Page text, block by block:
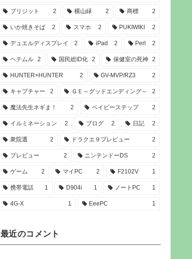
ブリジット 2 横山緑 2 商標 2
いか焼きそば 2 スマホ 2 PUKIWIKI 2
デュエルディスプレイ 2 iPad 2 Perl 2
ヘテムル 2 国民総ID化 2 保健室の死神 2
HUNTER×HUNTER 2 GV-MVP/RZ3 2
キャプチャー 2 ＧＥ～グッドエンディング～ 2
魔法先生ネギま！ 2 ベイビーステップ 2
イルミネーション 2 ブログ 2 日記 2
衆院選 2 ドラクエ９プレビュー 2
プレビュー 2 ニンテンドーDS 2
ゲーム 2 マイPC 2 F2102V 1
携帯電話 1 D904i 1 ノートPC 1
4G-X 1 EeePC 1
最近のコメント